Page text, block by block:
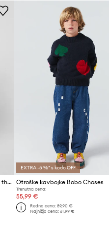
Otroške kavbojke Bobo Choses Roll the dice
EXTRA -5 %* s kodo OFF
Otroške kavbojke Bobo Choses
Trenutna cena:
55,99 €
Redna cena: 89,90 €
Najnižja cena: 61,99 €